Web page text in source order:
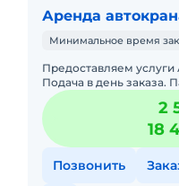
Аренда
Минимальное время
Предоставляем услуги
Подача в день заказа.
Топливо включено в
Краткосро
2
18
Позвонить